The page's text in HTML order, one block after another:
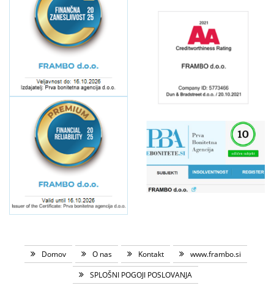
Domov O nas Kontakt
www.frambo.si
SPLOŠNI POGOJI POSLOVANJA